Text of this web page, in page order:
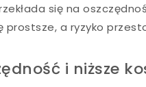
się na
prostsze, a ryzyko
i niższe